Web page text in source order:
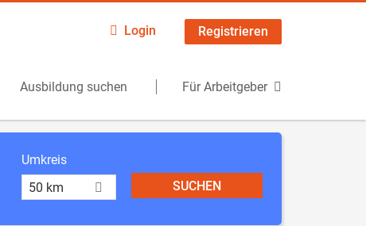
Login Registrieren
Ausbildung suchen Für Arbeitgeber
Umkreis
50 km